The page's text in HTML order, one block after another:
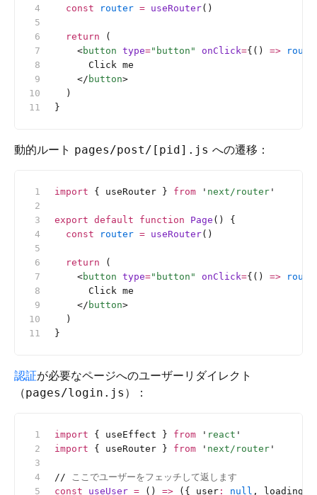
  const
router = useRouter()
  return
(
    <
button type="button" onClick={() =>
      Click me
    </
button>
  )
}
動的ルート pages/post/[pid].js への遷移：
import { useRouter } from ' next/router '
export default function Page () {
  const
router = useRouter()
  return
(
    <
button type="button" onClick={() =>
      Click me
    </
button>
  )
}
認証が必要なページへのユーザーリダイレクト
（pages/login.js ）：
import { useEffect } from ' react '
import { useRouter } from ' next/router '
// ここでユーザーをフェッチして返します
const useUser = () => ({ user : null , loading